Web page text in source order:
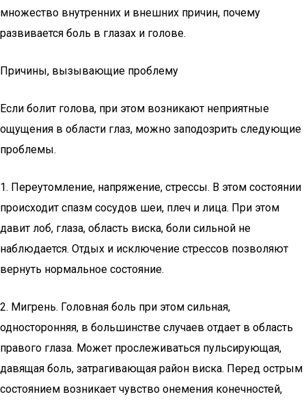
множество внутренних и внешних причин, почему
развивается боль в глазах и голове.
Причины, вызывающие проблему
Если болит голова, при этом возникают неприятные
ощущения в области глаз, можно заподозрить следующие
проблемы.
1. Переутомление, напряжение, стрессы. В этом состоянии
происходит спазм сосудов шеи, плеч и лица. При этом
давит лоб, глаза, область виска, боли сильной не
наблюдается. Отдых и исключение стрессов позволяют
вернуть нормальное состояние.
2. Мигрень. Головная боль при этом сильная,
односторонняя, в большинстве случаев отдает в область
правого глаза. Может прослеживаться пульсирующая,
давящая боль, затрагивающая район виска. Перед острым
состоянием возникает чувство онемения конечностей,